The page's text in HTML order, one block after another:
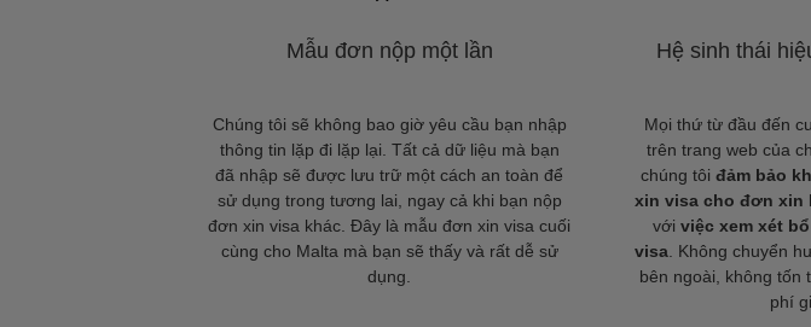
Mẫu đơn nộp một lần
Chúng tôi sẽ không bao giờ yêu cầu bạn nhập
thông tin lặp đi lặp lại. Tất cả dữ liệu mà bạn
đã nhập sẽ được lưu trữ một cách an toàn để
sử dụng trong tương lai, ngay cả khi bạn nộp
đơn xin visa khác. Đây là mẫu đơn xin visa cuối
cùng cho Malta mà bạn sẽ thấy và rất dễ sử
dụng.
Hệ sinh thái
Mọi thứ từ đầu đến
trên trang web của
chúng tôi đảm bảo
xin visa cho đơn xin
với việc xem xét
visa . Không chuyển
bên ngoài, không tốn
phí